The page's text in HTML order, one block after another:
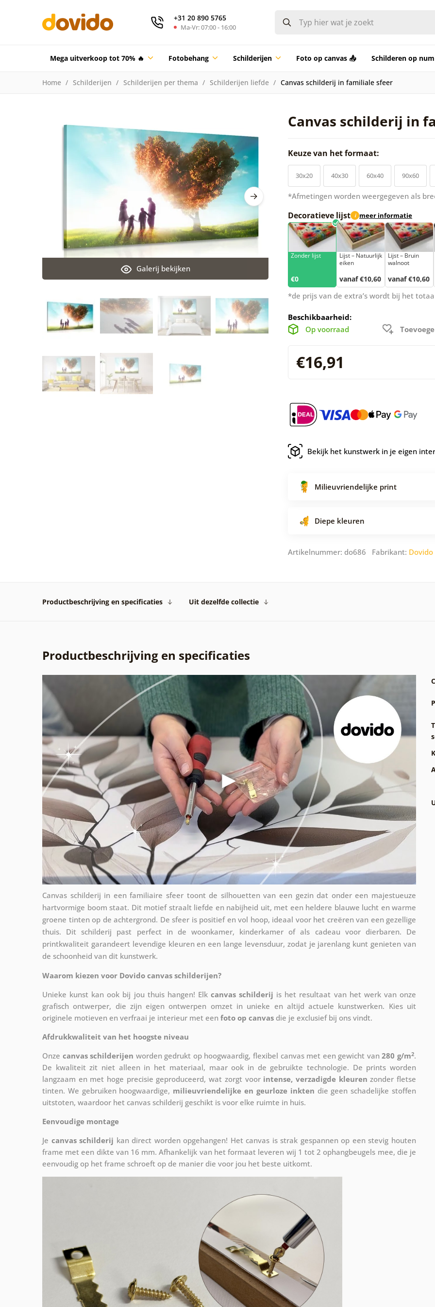
+31 20 890 5765
Ma-Vr: 07:00 - 16:00
Mega uitverkoop tot 70% 🔥 Fotobehang Schilderijen Foto op canvas 📤 Schilderen op
Home Schilderijen Schilderijen per thema Schilderijen liefde Canvas schilderij in familiale sfeer
Canvas schilderij in
Galerij bekijken
Keuze van het formaat:
30x20 40x30 60x40 90x60
*Afmetingen worden weergegeven als
Decoratieve lijst i meer informatie
Zonder lijst
€0
Lijst – Natuurlijk
eiken
vanaf €10,60
Lijst – Bruin
walnoot
vanaf €10,60
*de prijs van de extra’s wordt bij het
Beschikbaarheid:
Op voorraad
€16,91
Bekijk het kunstwerk in je eigen
Milieuvriendelijke print
Diepe kleuren
Artikelnummer: do686 Fabrikant: Dovido
Productbeschrijving en specificaties Uit dezelfde collectie
Productbeschrijving en specificaties
Canvas schilderij in een familiaire sfeer toont de silhouetten van een gezin dat onder een majestueuze
hartvormige boom staat. Dit motief straalt liefde en nabijheid uit, met een heldere blauwe lucht en warme
groene tinten op de achtergrond. De sfeer is positief en vol hoop, ideaal voor het creëren van een gezellige
thuis. Dit schilderij past perfect in de woonkamer, kinderkamer of als cadeau voor dierbaren. De
printkwaliteit garandeert levendige kleuren en een lange levensduur, zodat je jarenlang kunt genieten van
de schoonheid van dit kunstwerk.
Waarom kiezen voor Dovido canvas schilderijen?
Unieke kunst kan ook bij jou thuis hangen! Elk canvas schilderij is het resultaat van het werk van onze
grafisch ontwerper, die zijn eigen ontwerpen omzet in unieke en altijd actuele kunstwerken. Kies uit
originele motieven en verfraai je interieur met een foto op canvas die je exclusief bij ons vindt.
Afdrukkwaliteit van het hoogste niveau
Onze canvas schilderijen worden gedrukt op hoogwaardig, flexibel canvas met een gewicht van280 g/m2.
De kwaliteit zit niet alleen in het materiaal, maar ook in de gebruikte technologie. De prints worden
langzaam en met hoge precisie geproduceerd, wat zorgt voor intense, verzadigde kleuren zonder fletse
tinten. We gebruiken hoogwaardige, milieuvriendelijke en geurloze inkten die geen schadelijke stoffen
uitstoten, waardoor het canvas schilderij geschikt is voor elke ruimte in huis.
Eenvoudige montage
Je canvas schilderij kan direct worden opgehangen! Het canvas is strak gespannen op een stevig houten
frame met een dikte van 16 mm. Afhankelijk van het formaat leveren wij 1 tot 2 ophangbeugels mee, die je
eenvoudig op het frame schroeft op de manier die voor jou het beste uitkomt.